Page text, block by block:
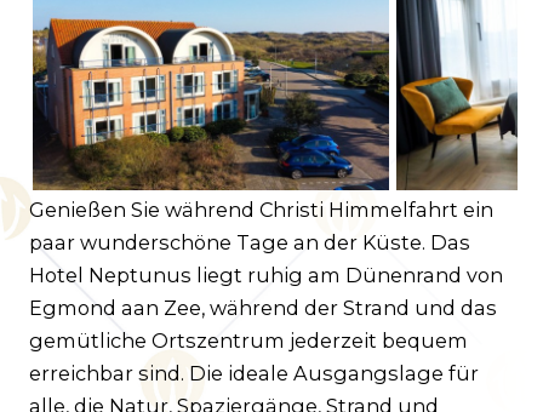
Häufig gestellte Fragen
Kontakt
Route
Genießen Sie während Christi Himmelfahrt ein
paar wunderschöne Tage an der Küste. Das
Hotel Neptunus liegt ruhig am Dünenrand von
Egmond aan Zee, während der Strand und das
gemütliche Ortszentrum jederzeit bequem
erreichbar sind. Die ideale Ausgangslage für
alle, die Natur, Spaziergänge, Strand und